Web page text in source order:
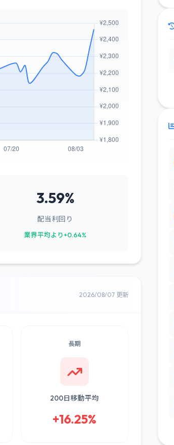
3.59%
配当利回り
業界平均より+0.64%
2026/08/07 更新
長期
200日移動平均
+16.25%